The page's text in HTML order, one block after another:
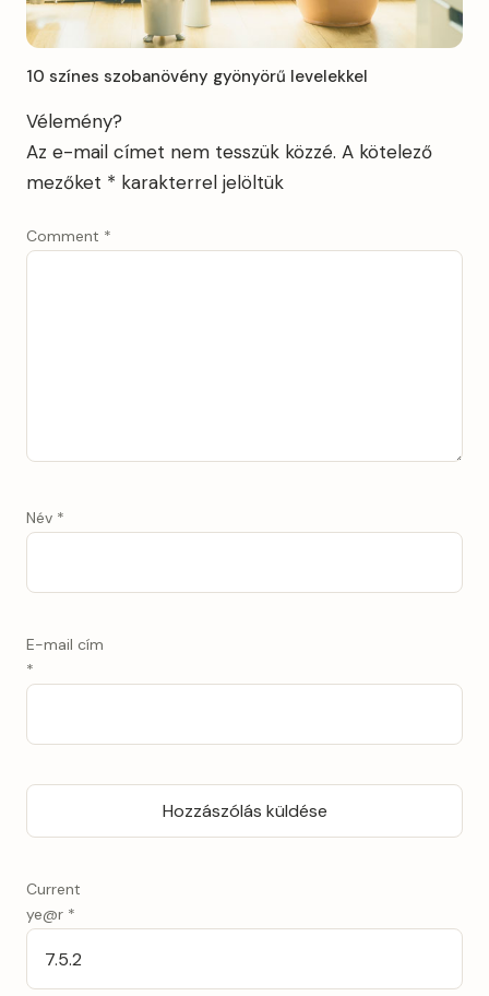
10 színes szobanövény gyönyörű levelekkel
Vélemény?
Az e-mail címet nem tesszük közzé. A kötelező
mezőket * karakterrel jelöltük
Comment *
Név *
E-mail cím
*
Current
ye@r *